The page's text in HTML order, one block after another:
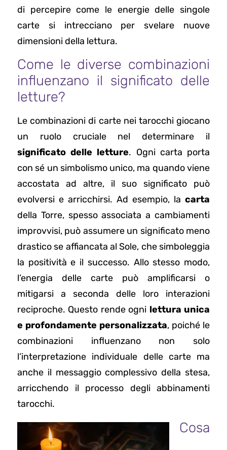
di percepire come le energie delle singole
carte si intrecciano per svelare nuove
dimensioni della lettura.
Come le diverse combinazioni
influenzano il significato delle
letture?
Le combinazioni di carte nei tarocchi giocano
un ruolo cruciale nel determinare il
significato delle letture. Ogni carta porta
con sé un simbolismo unico, ma quando viene
accostata ad altre, il suo significato può
evolversi e arricchirsi. Ad esempio, la carta
della Torre, spesso associata a cambiamenti
improvvisi, può assumere un significato meno
drastico se affiancata al Sole, che simboleggia
la positività e il successo. Allo stesso modo,
l’energia delle carte può amplificarsi o
mitigarsi a seconda delle loro interazioni
reciproche. Questo rende ogni lettura unica
e profondamente personalizzata, poiché le
combinazioni influenzano non solo
l’interpretazione individuale delle carte ma
anche il messaggio complessivo della stesa,
arricchendo il processo degli abbinamenti
tarocchi.
Cosa